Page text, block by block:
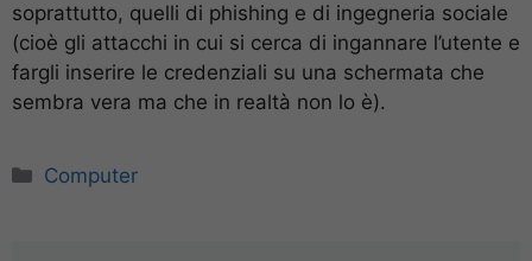
soprattutto, quelli di phishing e di ingegneria sociale
(cioè gli attacchi in cui si cerca di ingannare l’utente e
fargli inserire le credenziali su una schermata che
sembra vera ma che in realtà non lo è).
Categorie
Computer